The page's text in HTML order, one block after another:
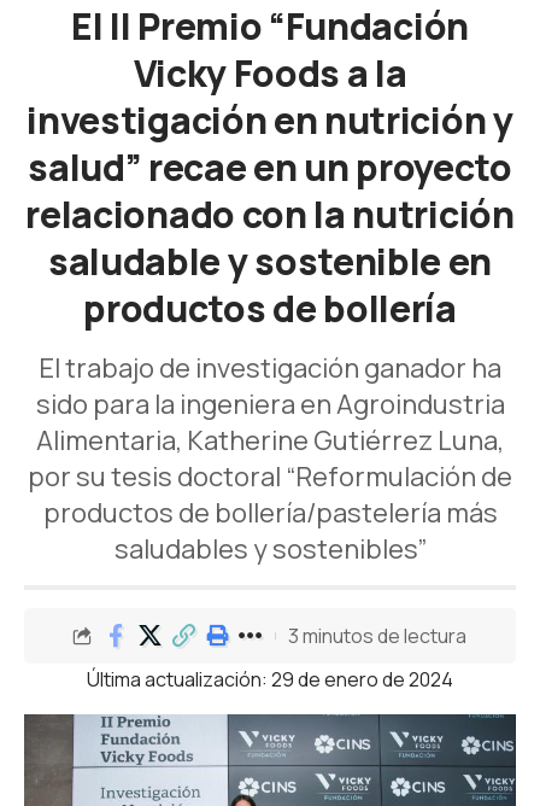
El II Premio “Fundación
Vicky Foods a la
investigación en nutrición y
salud” recae en un proyecto
relacionado con la nutrición
saludable y sostenible en
productos de bollería
El trabajo de investigación ganador ha
sido para la ingeniera en Agroindustria
Alimentaria, Katherine Gutiérrez Luna,
por su tesis doctoral “Reformulación de
productos de bollería/pastelería más
saludables y sostenibles”
Última actualización: 29 de enero de 2024
3 minutos de lectura